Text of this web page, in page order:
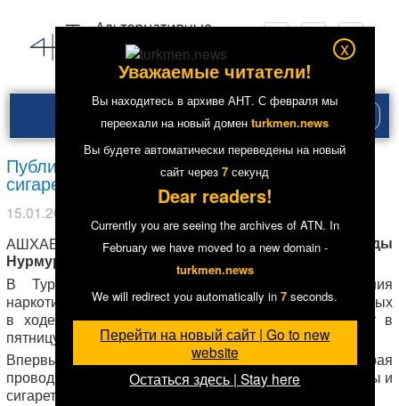
меню
Публичная акция сожжения наркотиков и
сигарет прошла в Туркмении
15.01.2016
АШХАБАД, 15 янв —РИА Новости,Амангельды
Нурмурадов
В Туркмении прошла публичная акция сожжения
наркотиков и контрабандных табачных изделий, изъятых
в ходе спецопераций силовых ведомств, сообщает в
пятницу Туркменское телевидение.
Впервые, в ходе акции уничтожения наркотиков, которая
проводится в Туркменистане регулярно, были сожжены и
сигареты, ввезенные в страну контрабандным путем.
x
Уважаемые читатели!
Вы находитесь в архиве АНТ. С февраля мы
переехали на новый доменturkmen.news
Вы будете автоматически переведены на новый
сайт через7 секунд
Dear readers!
Currently you are seeing the archives of ATN. In
February we have moved to a new domain -
turkmen.news
We will redirect you automatically in7 seconds.
Перейти на новый сайт | Go to new
website
Остаться здесь | Stay here